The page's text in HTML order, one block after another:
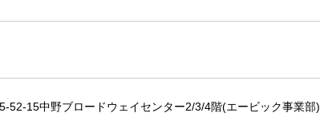
52-15中野ブロードウェイセンター2/3/4階(エービック事業部)